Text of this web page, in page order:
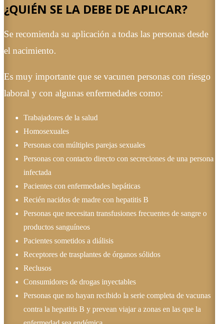
¿QUIÉN SE LA DEBE DE APLICAR?
Se recomienda su aplicación a todas las personas desde
el nacimiento.
Es muy importante que se vacunen personas con riesgo
laboral y con algunas enfermedades como:
Trabajadores de la salud
Homosexuales
Personas con múltiples parejas sexuales
Personas con contacto directo con secreciones de una persona
infectada
Pacientes con enfermedades hepáticas
Recién nacidos de madre con hepatitis B
Personas que necesitan transfusiones frecuentes de sangre o
productos sanguíneos
Pacientes sometidos a diálisis
Receptores de trasplantes de órganos sólidos
Reclusos
Consumidores de drogas inyectables
Personas que no hayan recibido la serie completa de vacunas
contra la hepatitis B y prevean viajar a zonas en las que la